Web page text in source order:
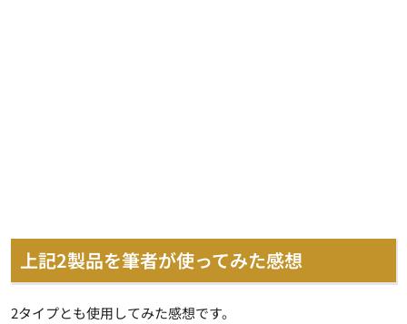
上記2製品を筆者が使ってみた感想
2タイプとも使用してみた感想です。